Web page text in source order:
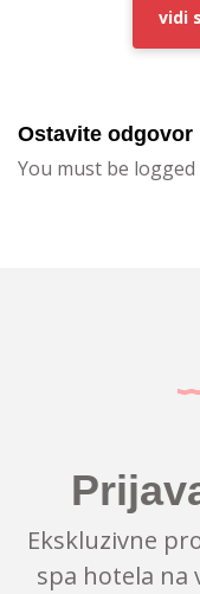
vidi
Ostavite odgovor
You must be
Ekskluzivne
spa hotela na